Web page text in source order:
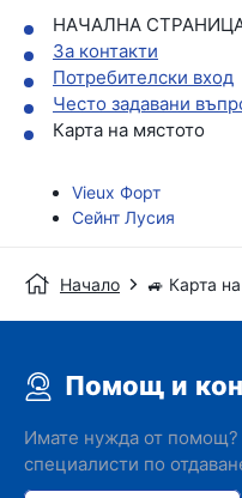
НАЧАЛНА
За контакти
Потребителски вход
Често задавани
Карта на мястото
Vieux Форт
Сейнт Лусия
Начало 🚙 Карта
Помощ и
Имате нужда от
специалисти по